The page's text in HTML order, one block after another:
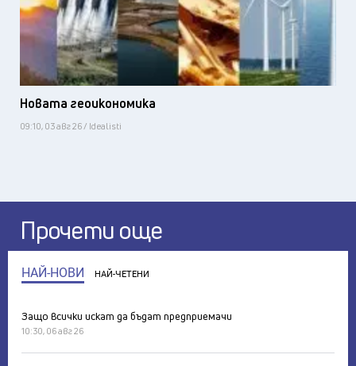
Новата геоикономика
09:10, 03 авг 26 / Idealisti
Прочети още
НАЙ-НОВИ НАЙ-ЧЕТЕНИ
Защо всички искат да бъдат предприемачи
10:30, 06 авг 26